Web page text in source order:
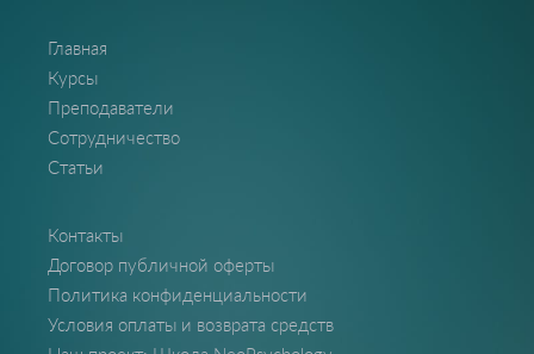
Главная
Курсы
Преподаватели
Сотрудничество
Статьи
Контакты
Договор публичной оферты
Политика конфиденциальности
Условия оплаты и возврата средств